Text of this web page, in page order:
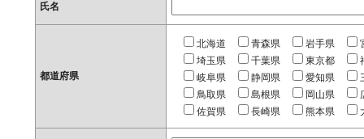
氏名
都道府県
北海道 青森県 岩手県
埼玉県
千葉県 東京都
岐阜県
静岡県 愛知県
鳥取県
島根県 岡山県
佐賀県
長崎県 熊本県